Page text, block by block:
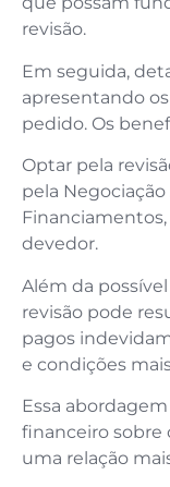
revisão.
Em seguida,
apresentando
pedido. Os
Optar pela
pela
devedor.
Além da
revisão pode
pagos
e condições
Essa
financeiro sobre
uma relação